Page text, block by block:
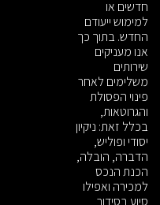
חדשים או
למימוש ייעודם
החדש. בתוך כך
אנו מעניקים
שירותים
משלימים לאחר
פינוי הפסולת
והגרוטאות,
בכלל זאת: ניקיון
יסודי ופוליש,
הדברה, הובלה,
הכנת הנכס
למכירה ואפילו
סיוע בסידור